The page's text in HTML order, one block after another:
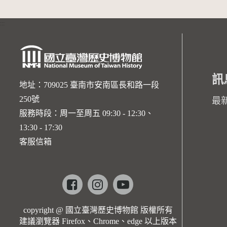
地址：709025 臺南市安南區長和路一段
250號
服務時段：周一至周五 09:30 - 12:30、
13:30 - 17:30
客服信箱
Facebookinstagramyoutube
copyright @ 國立臺灣歷史博物館 版權所有
建議瀏覽器 Firefox、Chrome、edge 以上版本
訊
最